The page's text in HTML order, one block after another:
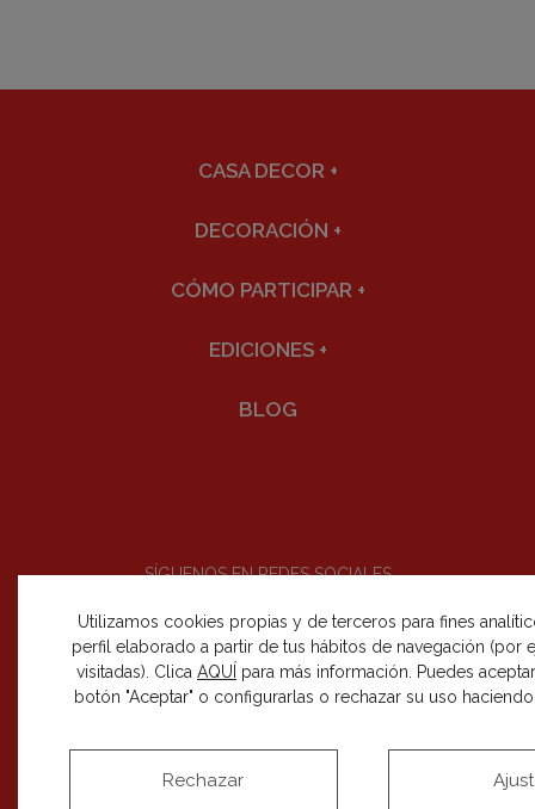
Utilizamos cookies propias y de terceros para fines
perfil elaborado a partir de tus hábitos de navegación (por
visitadas). Clica AQUÍ para más información. Puedes
botón "Aceptar" o configurarlas o rechazar su uso
Rechazar
CASA DECOR +
DECORACIÓN +
CÓMO PARTICIPAR +
EDICIONES +
BLOG
SÍGUENOS EN REDES SOCIALES
RECIBE NUESTRAS NOVEDADES
SUSCRIBIRME